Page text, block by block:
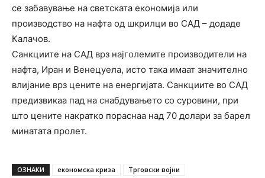
се забавување на светската економија или
производство на нафта од шкрилци во САД – додаде
Калачов.
Санкциите на САД врз најголемите производители на
нафта, Иран и Венецуела, исто така имаат значително
влијание врз цените на енергијата. Санкциите во САД
предизвикаа пад на снабдувањето со суровини, при
што цените накратко пораснаа над 70 долари за барел
минатата пролет.
ОЗНАКИ економска криза
Трговски војни